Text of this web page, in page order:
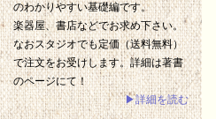
のわかりやすい基礎編です。
楽器屋、書店などでお求め下さい。
なおスタジオでも定価（送料無料）
で注文をお受けします。詳細は著書
のページにて！
▶詳細を読む